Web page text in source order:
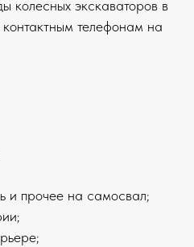
колесных экскаваторов в
телефонам на
и прочее на самосвал;